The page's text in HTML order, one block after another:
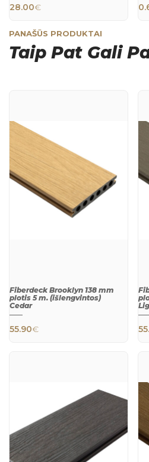
28.00€
PANAŠŪS PRODUKTAI
Taip Pat Gali
Fiberdeck Brooklyn 138 mm
plotis 5 m. (išlengvintos)
Cedar
55.90€